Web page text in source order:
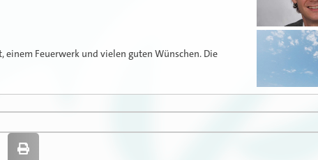
einem Feuerwerk und vielen guten Wünschen. Die